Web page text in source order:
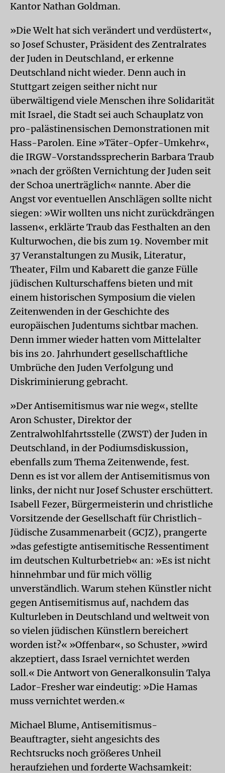
Kantor Nathan Goldman.
»Die Welt hat sich verändert und verdüstert«,
so Josef Schuster, Präsident des Zentralrates
der Juden in Deutschland, er erkenne
Deutschland nicht wieder. Denn auch in
Stuttgart zeigen seither nicht nur
überwältigend viele Menschen ihre Solidarität
mit Israel, die Stadt sei auch Schauplatz von
pro-palästinensischen Demonstrationen mit
Hass-Parolen. Eine »Täter-Opfer-Umkehr«,
die IRGW-Vorstandssprecherin Barbara Traub
»nach der größten Vernichtung der Juden seit
der Schoa unerträglich« nannte. Aber die
Angst vor eventuellen Anschlägen sollte nicht
siegen: »Wir wollten uns nicht zurückdrängen
lassen«, erklärte Traub das Festhalten an den
Kulturwochen, die bis zum 19. November mit
37 Veranstaltungen zu Musik, Literatur,
Theater, Film und Kabarett die ganze Fülle
jüdischen Kulturschaffens bieten und mit
einem historischen Symposium die vielen
Zeitenwenden in der Geschichte des
europäischen Judentums sichtbar machen.
Denn immer wieder hatten vom Mittelalter
bis ins 20. Jahrhundert gesellschaftliche
Umbrüche den Juden Verfolgung und
Diskriminierung gebracht.
»Der Antisemitismus war nie weg«, stellte
Aron Schuster, Direktor der
Zentralwohlfahrtsstelle (ZWST) der Juden in
Deutschland, in der Podiumsdiskussion,
ebenfalls zum Thema Zeitenwende, fest.
Denn es ist vor allem der Antisemitismus von
links, der nicht nur Josef Schuster erschüttert.
Isabell Fezer, Bürgermeisterin und christliche
Vorsitzende der Gesellschaft für Christlich-
Jüdische Zusammenarbeit (GCJZ), prangerte
»das gefestigte antisemitische Ressentiment
im deutschen Kulturbetrieb« an: »Es ist nicht
hinnehmbar und für mich völlig
unverständlich. Warum stehen Künstler nicht
gegen Antisemitismus auf, nachdem das
Kulturleben in Deutschland und weltweit von
so vielen jüdischen Künstlern bereichert
worden ist?« »Offenbar«, so Schuster, »wird
akzeptiert, dass Israel vernichtet werden
soll.« Die Antwort von Generalkonsulin Talya
Lador-Fresher war eindeutig: »Die Hamas
muss vernichtet werden.«
Michael Blume, Antisemitismus-
Beauftragter, sieht angesichts des
Rechtsrucks noch größeres Unheil
heraufziehen und forderte Wachsamkeit: